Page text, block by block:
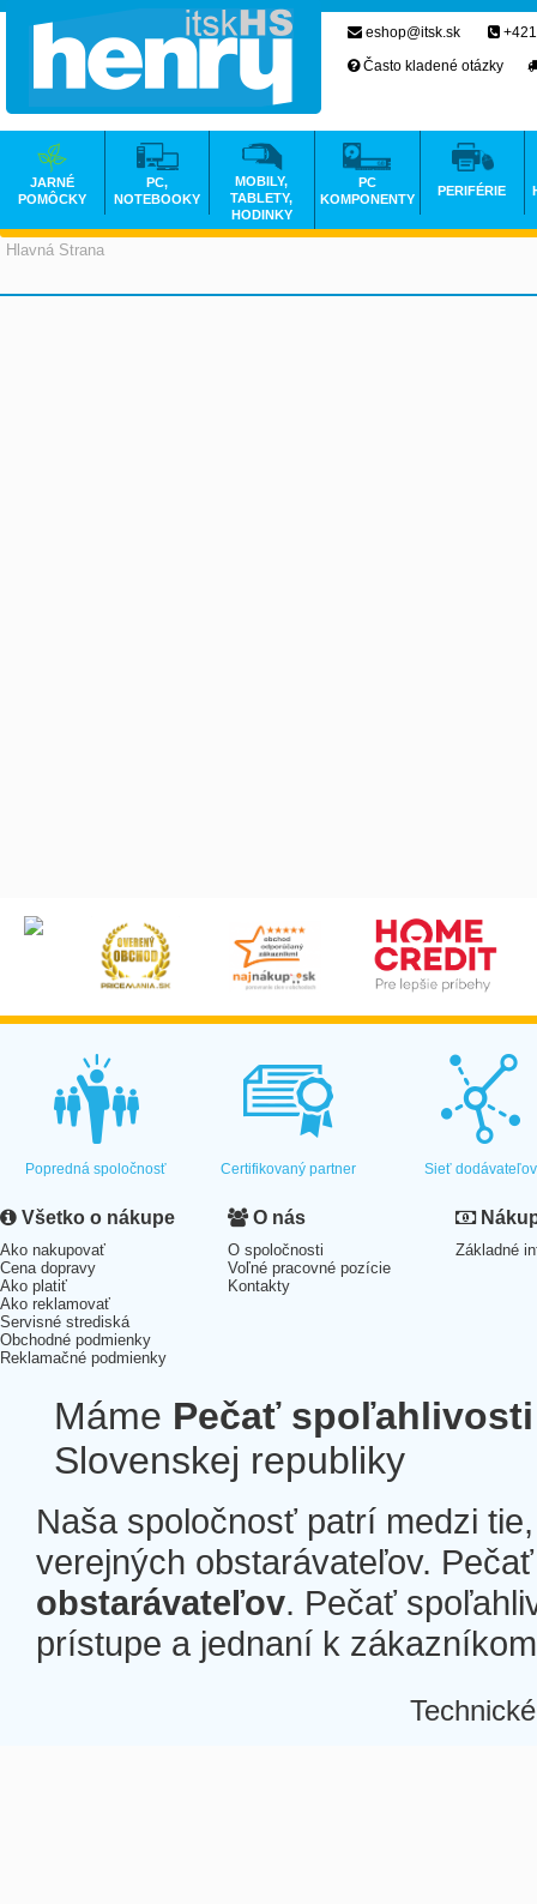
Hlavná Strana
eshop@itsk.sk
Často kladené otázky
JARNÉ
POMÔCKY
PC,
NOTEBOOKY
MOBILY,
TABLETY,
HODINKY
PC
KOMPONENTY
PERIFÉRIE
Popredná spoločnosť Certifikovaný partner Sieť dodávateľov
Všetko o nákupe
Ako nakupovať
Cena dopravy
Ako platiť
Ako reklamovať
Servisné strediská
Obchodné podmienky
Reklamačné podmienky
O nás
O spoločnosti
Voľné pracovné pozície
Kontakty
Základné
Máme Pečať spoľahlivosti
Slovenskej republiky
Naša spoločnosť patrí medzi
verejných obstarávateľov.
obstarávateľov. Pečať
prístupe a jednaní k